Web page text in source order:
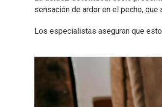
sensación de ardor en el pecho,
Los especialistas aseguran que